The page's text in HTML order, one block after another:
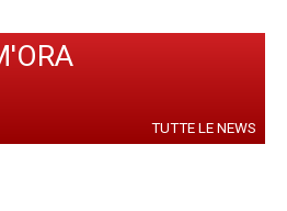
TUTTE LE NEWS